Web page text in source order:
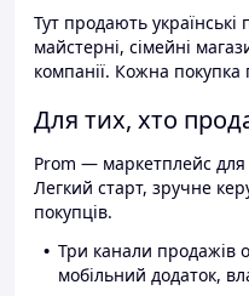
Тут продають
майстерні, сімейні
компанії. Кожна покупка
Для тих, хто
Prom — маркетплейс для
Легкий старт, зручне
покупців.
Три канали продажів
мобільний додаток,